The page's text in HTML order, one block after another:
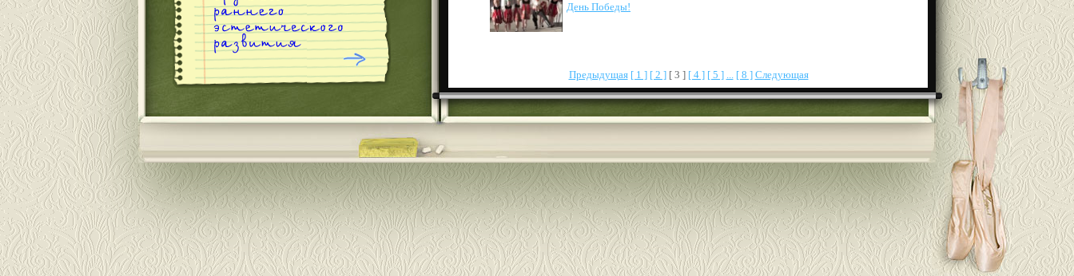
День Победы!
Предыдущая [ 1 ] [ 2 ] [ 3 ] [ 4 ] [ 5 ] ... [ 8 ] Следующая